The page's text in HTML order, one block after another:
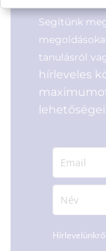
198 900Ft
Segítünk
tanulásról
hírleveles